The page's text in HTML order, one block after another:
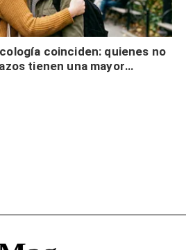
coinciden: quienes no
tienen una mayor
físicos y no es por